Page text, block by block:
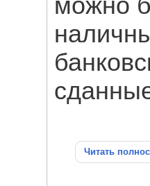
можно
Читать